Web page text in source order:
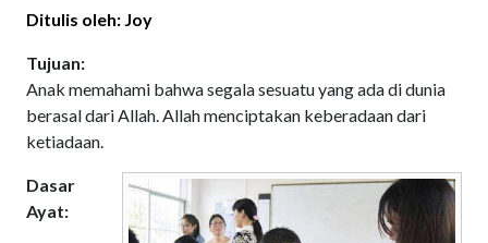
Ditulis oleh: Joy
Tujuan:
Anak memahami bahwa segala sesuatu yang ada di dunia
berasal dari Allah. Allah menciptakan keberadaan dari
ketiadaan.
Dasar
Ayat: